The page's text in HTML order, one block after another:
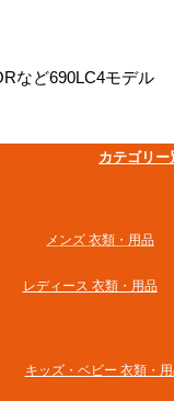
など690LC4モデル
カテゴリ
メンズ 衣類・用品
​レディース 衣類・用品
キッズ・ベビー 衣類・